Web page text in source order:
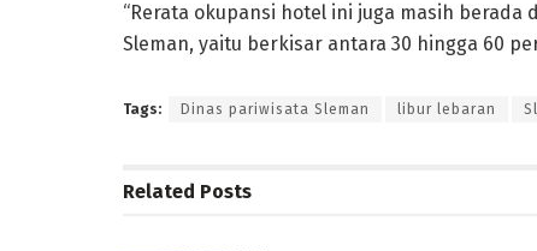
“Rerata okupansi hotel ini juga masih
Sleman, yaitu berkisar antara 30 hingga 60
Tags: Dinas pariwisata Sleman libur lebaran
Related Posts